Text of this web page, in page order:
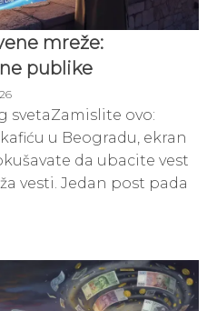
mreže:
publike
svetaZamislite ovo:
u Beogradu, ekran
da ubacite vest
vesti. Jedan post pada